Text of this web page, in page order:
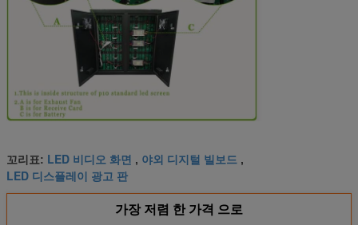
꼬리표: LED 비디오 화면 , 야외 디지털 빌보드 ,
LED 디스플레이 광고 판
가장 저렴 한 가격 으로